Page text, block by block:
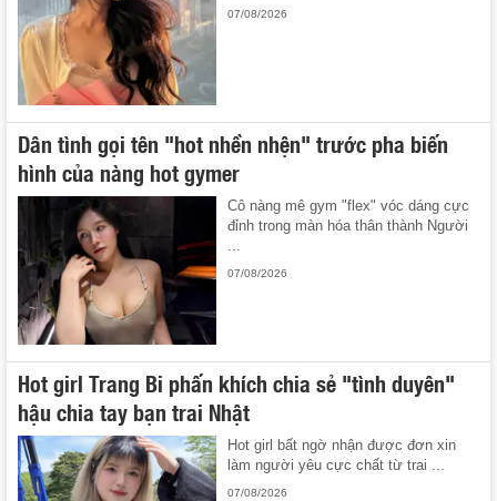
07/08/2026
Dân tình gọi tên "hot nhền nhện" trước pha biến
hình của nàng hot gymer
Cô nàng mê gym "flex" vóc dáng cực
đỉnh trong màn hóa thân thành Người
...
07/08/2026
Hot girl Trang Bi phấn khích chia sẻ "tình duyên"
hậu chia tay bạn trai Nhật
Hot girl bất ngờ nhận được đơn xin
làm người yêu cực chất từ trai ...
07/08/2026